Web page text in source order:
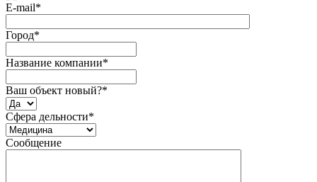
E-mail*
Город*
Название компании*
Ваш объект новый?*
Сфера дельности*
Сообщение